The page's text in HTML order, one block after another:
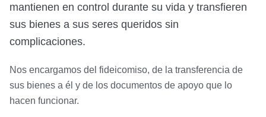
mantienen en control durante su vida y transfieren
sus bienes a sus seres queridos sin
complicaciones.
Nos encargamos del fideicomiso, de la transferencia de
sus bienes a él y de los documentos de apoyo que lo
hacen funcionar.